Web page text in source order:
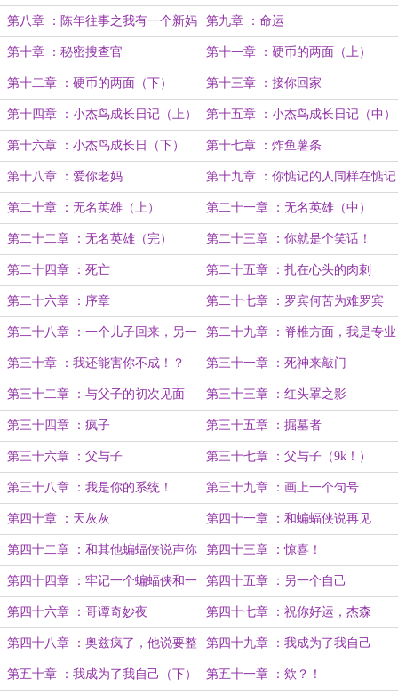
第八章 ：陈年往事之我有一个新妈
了
第九章 ：命运
第十章 ：秘密搜查官 第十一章 ：硬币的两面（上）
第十二章 ：硬币的两面（下） 第十三章 ：接你回家
第十四章 ：小杰鸟成长日记（上） 第十五章 ：小杰鸟成长日记（中）
第十六章 ：小杰鸟成长日（下） 第十七章 ：炸鱼薯条
第十八章 ：爱你老妈 第十九章 ：你惦记的人同样在惦记
着你
第二十章 ：无名英雄（上） 第二十一章 ：无名英雄（中）
第二十二章 ：无名英雄（完） 第二十三章 ：你就是个笑话！
第二十四章 ：死亡 第二十五章 ：扎在心头的肉刺
第二十六章 ：序章 第二十七章 ：罗宾何苦为难罗宾
第二十八章 ：一个儿子回来，另一
个儿子不见了
第二十九章 ：脊椎方面，我是专业
的
第三十章 ：我还能害你不成！？ 第三十一章 ：死神来敲门
第三十二章 ：与父子的初次见面 第三十三章 ：红头罩之影
第三十四章 ：疯子 第三十五章 ：掘墓者
第三十六章 ：父与子 第三十七章 ：父与子（9k！）
第三十八章 ：我是你的系统！ 第三十九章 ：画上一个句号
第四十章 ：天灰灰 第四十一章 ：和蝙蝠侠说再见
第四十二章 ：和其他蝙蝠侠说声你
好
第四十三章 ：惊喜！
第四十四章 ：牢记一个蝙蝠侠和一
个小丑的原则
第四十五章 ：另一个自己
第四十六章 ：哥谭奇妙夜 第四十七章 ：祝你好运，杰森
第四十八章 ：奥兹疯了，他说要整
个新哥谭
第四十九章 ：我成为了我自己
（上）
第五十章 ：我成为了我自己（下） 第五十一章 ：欸？！